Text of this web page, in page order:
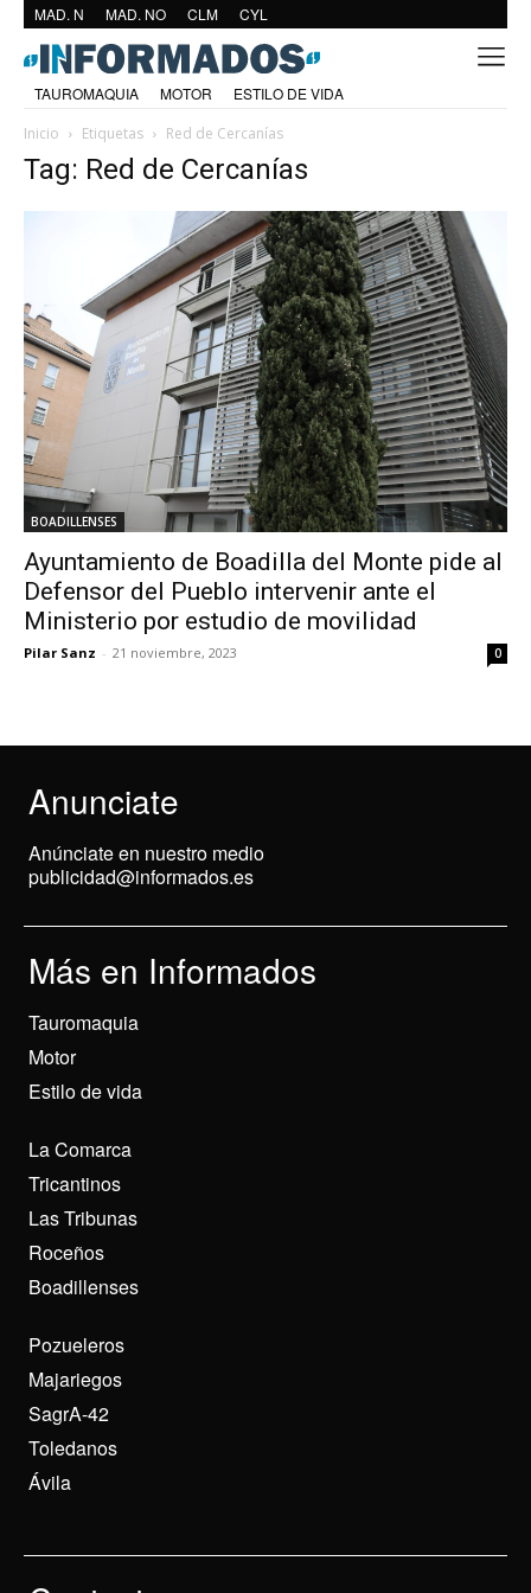
MAD. N MAD. NO CLM CYL
TAUROMAQUIA MOTOR
ESTILO DE VIDA
Inicio
Etiquetas Red de Cercanías
Tag: Red de Cercanías
BOADILLENSES
Ayuntamiento de Boadilla del Monte pide al
Defensor del Pueblo intervenir ante el
Ministerio por estudio de movilidad
Pilar Sanz - 21 noviembre, 2023 0
Anunciate
Anúnciate en nuestro medio
publicidad@informados.es
Más en Informados
Tauromaquia
Motor
Estilo de vida
La Comarca
Tricantinos
Las Tribunas
Roceños
Boadillenses
Pozueleros
Majariegos
SagrA-42
Toledanos
Ávila